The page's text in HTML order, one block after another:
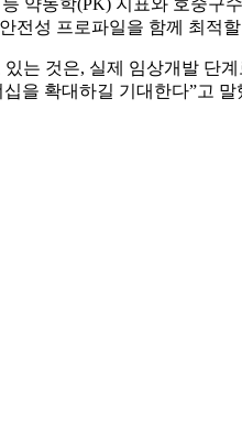
전성 프로파일을 함께 최적
는 것은, 실제 임상개발 단
을 확대하길 기대한다”고 말